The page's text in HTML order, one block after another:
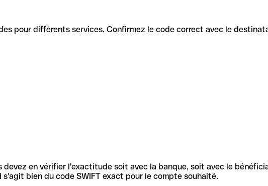
pour différents services. Confirmez le code correct avec le
en vérifier l'exactitude soit avec la banque, soit avec le
bien du code SWIFT exact pour le compte souhaité.